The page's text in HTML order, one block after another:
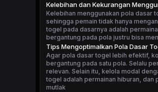
Kelebihan dan Kekurangan
Kelebihan menggunakan pola dasar
sehingga pemain tidak hanya
togel pada dasarnya adalah
bergantung pada pola justru bisa
Tips Mengoptimalkan Pola Dasar
Agar pola dasar togel lebih efektif,
bergantung pada satu pola. Selalu
relevan. Selain itu, kelola modal
togel adalah permainan hiburan, dan
mutlak